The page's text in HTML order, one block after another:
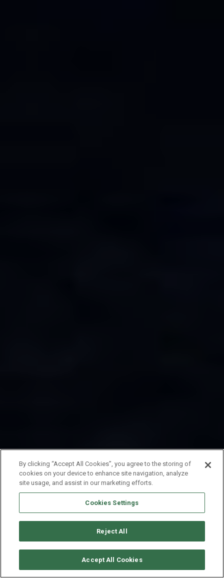
CONSULTER DISPONIBILITÉ
By clicking “Accept All Cookies”, you agree to the storing of
cookies on your device to enhance site navigation, analyze
site usage, and assist in our marketing efforts.
Cookies Settings
Reject All
Accept All Cookies